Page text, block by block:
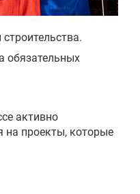
обязательных
активно
на проекты, которые